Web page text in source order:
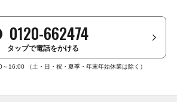
0120-662474
タップで電話をかける
～16:00 （土・日・祝・夏季・年末年始休業は除く）